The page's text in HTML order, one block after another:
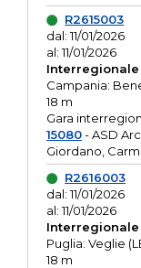
R2615003
dal: 11/01/2026
al: 11/01/2026
Interregionale
Campania:
18 m
Gara
15080- ASD
Giordano,
R2616003
dal: 11/01/2026
al: 11/01/2026
Interregionale
Puglia: Veglie
18 m